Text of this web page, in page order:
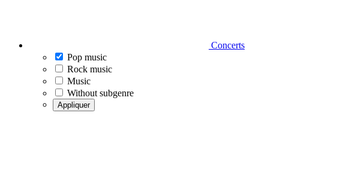
Concerts
Pop music
Rock music
Music
Without subgenre
Appliquer